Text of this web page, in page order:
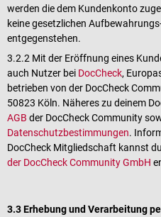
werden die dem Kundenkonto
keine gesetzlichen
entgegenstehen.
3.2.2 Mit der Eröffnung eines
auch Nutzer bei DocCheck,
betrieben von der DocCheck
50823 Köln. Näheres zu deinem
AGB der DocCheck Community
Datenschutzbestimmungen.
DocCheck Mitgliedschaft kannst
der DocCheck Community GmbH
3.3 Erhebung und Verarbeitung